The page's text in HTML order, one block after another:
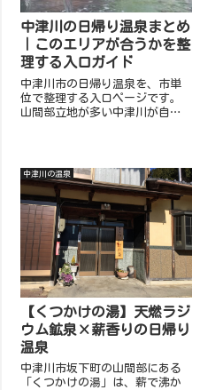
中津川の日帰り温泉まとめ
｜このエリアが合うかを整
理する入口ガイド
中津川市の日帰り温泉を、市単
位で整理する入口ページです。
山間部立地が多い中津川が自分
中津川の温泉
【くつかけの湯】天燃ラジ
ウム鉱泉×薪香りの日帰り
温泉
中津川市坂下町の山間部にある
「くつかけの湯」は、薪で沸か